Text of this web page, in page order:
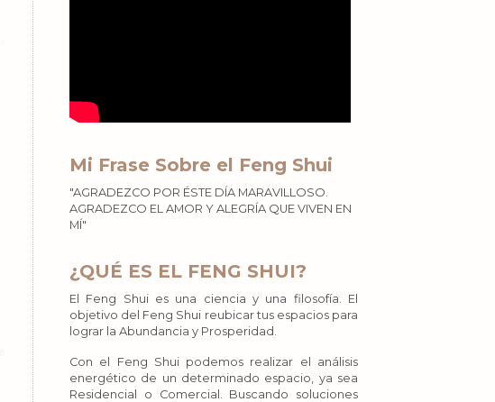
Mi Frase Sobre el Feng Shui
"AGRADEZCO POR ÉSTE DÍA MARAVILLOSO.
AGRADEZCO EL AMOR Y ALEGRÍA QUE VIVEN EN
MÍ"
¿QUÉ ES EL FENG SHUI?
El Feng Shui es una ciencia y una filosofía. El
objetivo del Feng Shui reubicar tus espacios para
lograr la Abundancia y Prosperidad.
Con el Feng Shui podemos realizar el análisis
energético de un determinado espacio, ya sea
Residencial o Comercial. Buscando soluciones